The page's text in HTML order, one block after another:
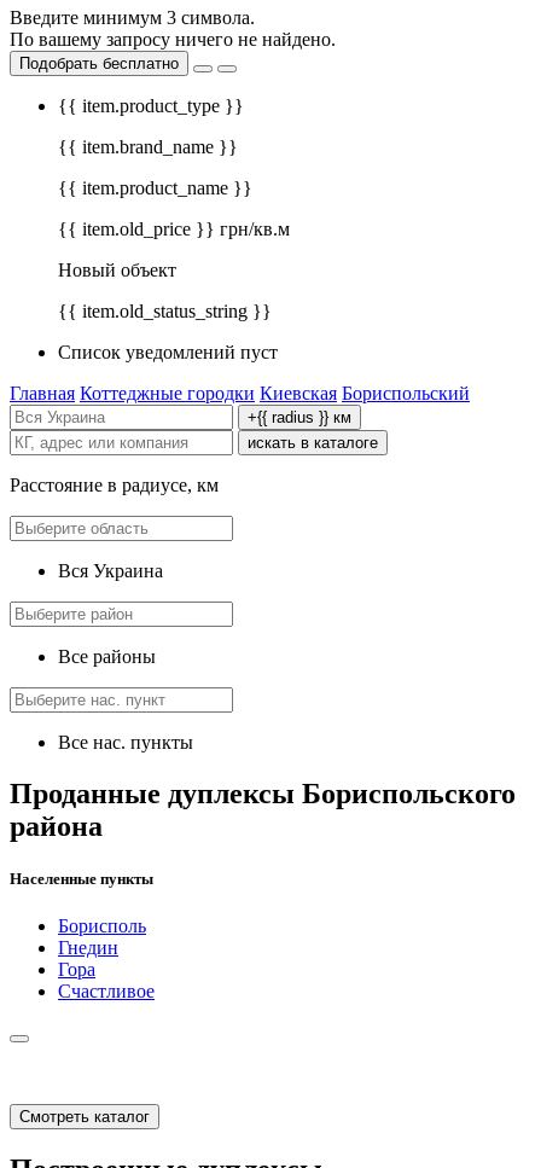
Введите минимум 3 символа.
По вашему запросу ничего не найдено.
Подобрать бесплатно
{{ item.product_type }}
{{ item.brand_name }}
{{ item.product_name }}
{{ item.old_price }} грн/кв.м
Новый объект
{{ item.old_status_string }}
Список уведомлений пуст
Главная Коттеджные городки Киевская Бориспольский
+{{ radius }} км
искать в каталоге
Расстояние в радиусе, км
Вся Украина
Все районы
Все нас. пункты
Проданные дуплексы Бориспольского
района
Населенные пункты
Борисполь
Гнедин
Гора
Счастливое
Смотреть каталог